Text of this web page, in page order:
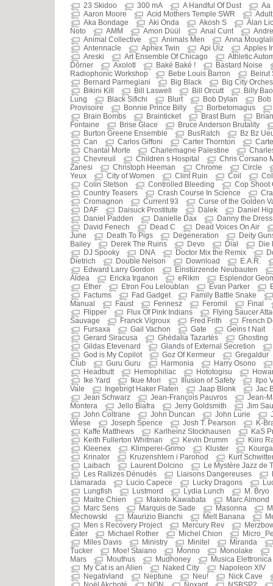
23 Skidoo 300 mA A Handful Of Dust
Aa
Aaron Moore
Acid Mothers Temple SWR
Adult
Aka Bondage
Aki Onda Akosh S
Alan
Noto
AMM Amon Düül Anal Cunt
Animal Collective
Animals Men
Anna
Antennacle
Aphex Twin Api Uiz
Apples
Areski
Art Ensemble Of Chicago
Athletic
Dörner
Axolotl Baké Baké !
Bastard Noise
Radiophonic Workshop
Bebe Louis Barron
Beirut
Bernard Parmegiani
Big Black
Big City
Bikini Kill
Bill Laswell Bill Orcutt
Billy Bao
Lung
Black Sifichi Blurt Bob Dylan
Bob
Provisoire
Bonnie Prince Billy
Borbetomagus
Brain Bombs
Brainticket Brast Burn
Fontaine
Brise Glace
Bruce Anderson Brutality
Burton Greene Ensemble
BusRatch
Bz Bz
Can
Carlos Giffoni Carter Thornton
Chantal Morte
Charlemagne Palestine
Chevreuil
Children s Hospital
Chris Corsano
Zanesi
Christoph Heeman Chrome
Circle
Yeux
City of Women Clint Ruin Coil
Colin Stetson
Controlled Bleeding
Cop Shoot
Country Teasers
Crash Course In Science
Cromagnon
Current 93
Curse of the Golden
DAF
Daisuck Prostitute Dälek
Daniel
Daniel Padden
Danielle Dax
Danny the
David Fenech
Dead C
Dead Voices On Air
June
Death To Pigs Degeneration
Deity
Bailey
Derek The Ruins Devo Dial
Die
DJ Spooky
DNA Doctor Mix the Remix
Dietrich
Double Nelson Download
E.A.R.
Edward Larry Gordon
Einstürzende Neubauten
Aldea
Ericka Irganon eRikm
Esplendor
Ether
Etron Fou Leloublan Evan Parker
Factums
Fad Gadget
Family Battle Snake
Manual
Faust Fennesz Feromil
Final
Flipper
Flux Of Pink Indians
Flying Saucer
Sauvage
Franck Vigroux Fred Frith
French
Fursaxa
Gail Vachon Gate
Geins t Nait
Gerard Siracusa
Ghédalia Tazartès
Ghosting
Gildas Etevenard
Glands of External Secretion
God is My Copilot
Goz Of Kermeur
Gregaldur
Club
Guru Guru Harmonia
Harry Osono
Headbutt
Hemophiliac Hototogisu
Ike Yard
Ikue Mori Illusion of Safety
Ilpo
Vale
Ingebrigt Haker Flaten Jaap Blonk
Jac
Jean Schwarz
Jean-François Pauvros
Jean-
Montera
Jello Biafra Jerry Goldsmith
Jim
John Coltrane
John Duncan John Lurie
Wiese
Joseph Spence Josh T. Pearson
K-
Kaffe Matthews
Karlheinz Stockhausen
KaS
Keith Fullerton Whitman
Kevin Drumm
Kiiro
Kleenex
Klimperei-Grimo Kluster
Krinator
Kruzenshtern i Parohod
Kurt
Laibach
Laurent Dolcino
Le Mystère Jazz de
Les Rallizes Dénudés
Liaisons Dangereuses
Llamarada
Lucio Capece Lucky Dragons
Lungfish
Lustmord Lydia Lunch
M. Bryo
Maitre Chien
Makoto Kawabata
Marc Almond
Marc Sens
Marquis de Sade Masonna
Mechowski
Maurizio Bianchi Melt Banana
Men s Recovery Project
Mercury Rev
Eater
Michael Rother Michel Chion
Miles Davis
Ministry Minitel
Miranda
Tucker
Moe! Staiano Monno
Monolake
Mars
Mouthus Mudhoney
Musica
My Cat is an Alien
Naked City
Napoleon XIV
Negativland
Neptune Neu!
Nick Cave